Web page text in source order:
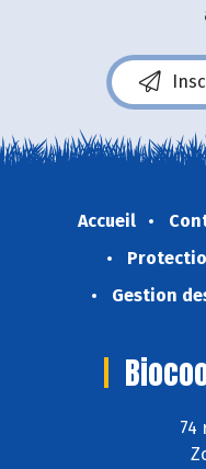
Accueil
Gestion
74